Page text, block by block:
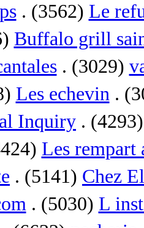
. (3562) Le
Buffalo grill
. (3029)
Les echevin.
Inquiry .
Les rempart
. (5141) Chez
. (5030) L